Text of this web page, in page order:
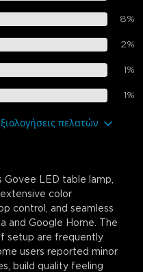
8%
2%
1%
1%
πελατών
LED table lamp,
color
control, and seamless
and Google Home. The
setup are frequently
users reported minor
build quality feeling